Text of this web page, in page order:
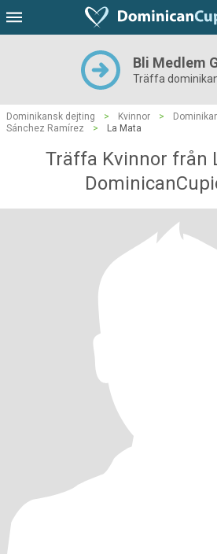
Bli Medlem
Träffa
Dominikansk dejting > Kvinnor >
Sánchez Ramírez
> La Mata
Träffa Kvinnor från